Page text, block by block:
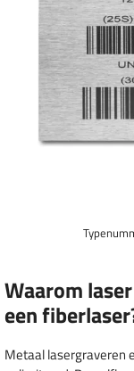
Waarom
een
Metaal lasergraveren